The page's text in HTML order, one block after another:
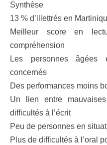
Synthèse
13 % d’illettrés en
Meilleur score en
compréhension
Les personnes âgées
concernés
Des performances moins
Un lien entre
difficultés à l’écrit
Peu de personnes en
Plus de difficultés à l’oral